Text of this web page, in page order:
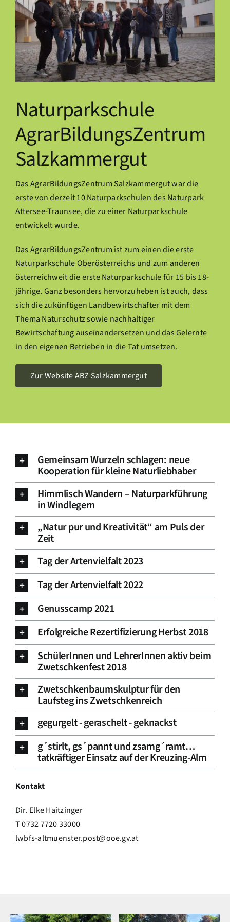
Naturparkschule
AgrarBildungsZentrum
Salzkammergut
DasAgrarBildungsZentrum Salzkammergutwar die
erste von derzeit 10 Naturparkschulen des Naturpark
Attersee-Traunsee, die zu einer Naturparkschule
entwickelt wurde.
Das AgrarBildungsZentrum ist zum einen die erste
Naturparkschule Oberösterreichs und zum anderen
österreichweit die erste Naturparkschule für 15 bis 18-
jährige. Ganz besonders hervorzuheben ist auch, dass
sich die zukünftigen Landbewirtschafter mit dem
Thema Naturschutz sowie nachhaltiger
Bewirtschaftung auseinandersetzen und das Gelernte
in den eigenen Betrieben in die Tat umsetzen.
Zur Website ABZ Salzkammergut
Gemeinsam Wurzeln schlagen: neue
Kooperation für kleine Naturliebhaber
Himmlisch Wandern – Naturparkführung
in Windlegern
„Natur pur und Kreativität“ am Puls der
Zeit
Tag der Artenvielfalt 2023
Tag der Artenvielfalt 2022
Genusscamp 2021
Erfolgreiche Rezertifizierung Herbst 2018
SchülerInnen und LehrerInnen aktiv beim
Zwetschkenfest 2018
Zwetschkenbaumskulptur für den
Laufsteg ins Zwetschkenreich
gegurgelt - geraschelt - geknackst
g´stirlt, gs´pannt und zsamg´ramt…
tatkräftiger Einsatz auf der Kreuzing-Alm
Kontakt
Dir. Elke Haitzinger
T 0732 7720 33000
lwbfs-altmuenster.post@ooe.gv.at